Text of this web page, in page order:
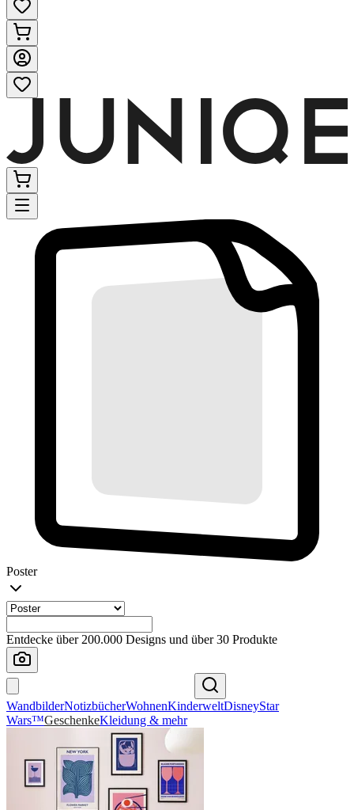
Poster
Entdecke über 200.000 Designs und über 30 Produkte
WandbilderNotizbücherWohnenKinderweltDisneyStar
Wars™GeschenkeKleidung & mehr